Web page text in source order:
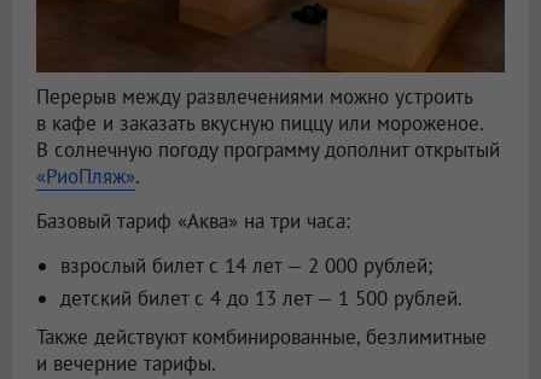
Перерыв между развлечениями можно устроить
в кафе и заказать вкусную пиццу или мороженое.
В солнечную погоду программу дополнит открытый
«РиоПляж».
Базовый тариф «Аква» на три часа:
взрослый билет с 14 лет — 2 000 рублей;
детский билет с 4 до 13 лет — 1 500 рублей.
Также действуют комбинированные, безлимитные
и вечерние тарифы.